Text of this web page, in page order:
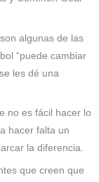
algunas de las
“puede cambiar
les dé una
no es fácil hacer lo
hacer falta un
la diferencia.
que creen que